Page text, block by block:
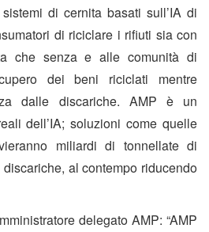
di cernita basati sull’IA di
di riciclare i rifiuti sia con
che senza e alle comunità di
dei beni riciclati mentre
dalle discariche. AMP è un
dell’IA; soluzioni come quelle
miliardi di tonnellate di
al contempo riducendo
delegato AMP: “AMP